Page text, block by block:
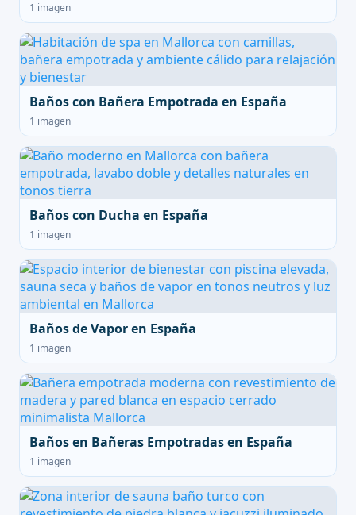
1 imagen
Baños con Bañera Empotrada en España
1 imagen
Baños con Ducha en España
1 imagen
Baños de Vapor en España
1 imagen
Baños en Bañeras Empotradas en España
1 imagen